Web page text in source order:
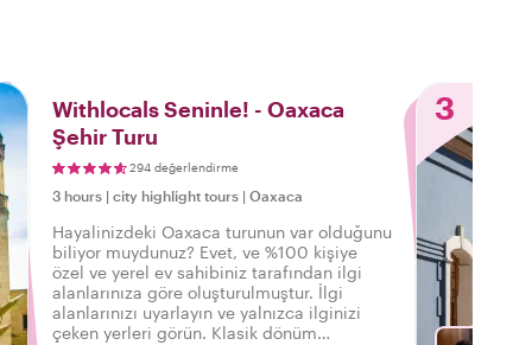
Withlocals Seninle! - Oaxaca
Şehir Turu
294 değerlendirme
3 hours | city highlight tours | Oaxaca
Hayalinizdeki Oaxaca turunun var olduğunu
biliyor muydunuz? Evet, ve %100 kişiye
özel ve yerel ev sahibiniz tarafından ilgi
alanlarınıza göre oluşturulmuştur. İlgi
alanlarınızı uyarlayın ve yalnızca ilginizi
çeken yerleri görün. Klasik dönüm
3